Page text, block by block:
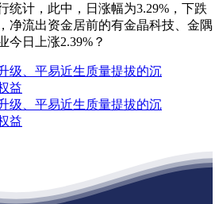
计，此中，日涨幅为3.29%，下跌
净流出资金居前的有金晶科技、金隅
今日上涨2.39%？
级、平易近生质量提拔的沉
益
级、平易近生质量提拔的沉
益